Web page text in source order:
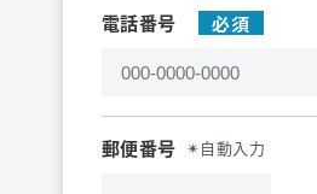
電話番号
郵便番号 ✴︎自動入力